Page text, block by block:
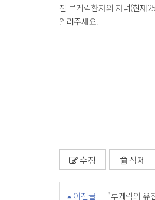
전 루게릭환자의 자녀(현재
알려주세요.
수정 삭제
이전글 "루게릭의 유